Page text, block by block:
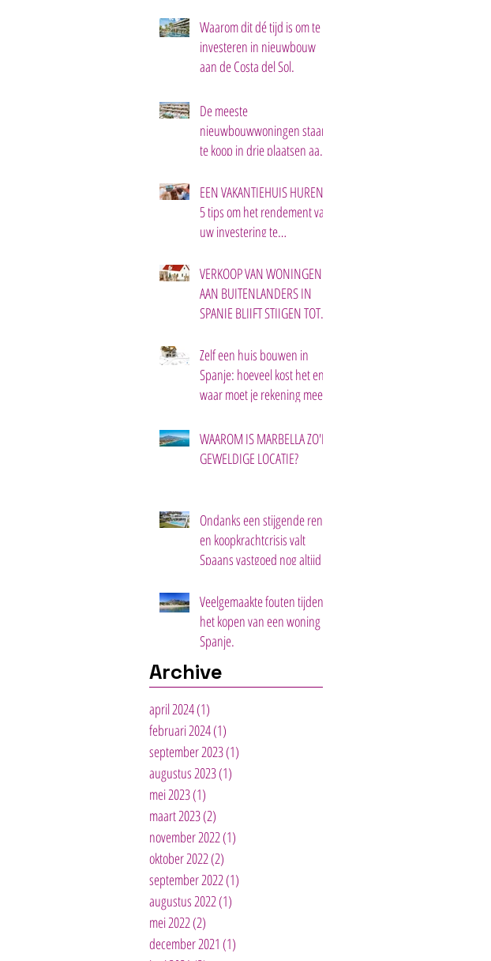
Waarom dit dé tijd is om te
investeren in nieuwbouw
aan de Costa del Sol.
De meeste
nieuwbouwwoningen staan
te koop in drie plaatsen aan
EEN VAKANTIEHUIS HUREN:
5 tips om het rendement van
uw investering te
VERKOOP VAN WONINGEN
AAN BUITENLANDERS IN
SPANJE BLIJFT STIJGEN TOT
Zelf een huis bouwen in
Spanje: hoeveel kost het en
waar moet je rekening mee
WAAROM IS MARBELLA ZO'N
GEWELDIGE LOCATIE?
Ondanks een stijgende rente
en koopkrachtcrisis valt
Spaans vastgoed nog altijd in
Veelgemaakte fouten tijdens
het kopen van een woning in
Spanje.
Archive
april 2024(1)
februari 2024(1)
september 2023(1)
augustus 2023(1)
mei 2023(1)
maart 2023(2)
november 2022(1)
oktober 2022(2)
september 2022(1)
augustus 2022(1)
mei 2022(2)
december 2021 (1)